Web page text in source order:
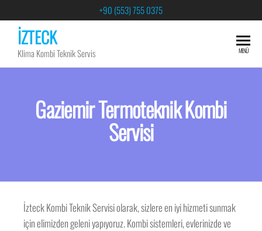
+90 (553) 755 0375
İZTECK
Klima Kombi Teknik Servis MENÜ
Gaziemir Termoteknik Kombi
Servisi
İzteck Kombi Teknik Servisi olarak, sizlere en iyi hizmeti sunmak
için elimizden geleni yapıyoruz. Kombi sistemleri, evlerinizde ve